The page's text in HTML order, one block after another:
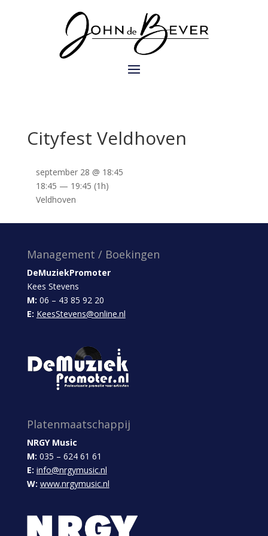
Cityfest Veldhoven
september 28 @ 18:45
18:45 — 19:45 (1h)
Veldhoven
Management / Boekingen
DeMuziekPromoter
Kees Stevens
M: 06 – 43 85 92 20
E: KeesStevens@online.nl
Platenmaatschappij
NRGY Music
M: 035 – 624 61 61
E: info@nrgymusic.nl
W: www.nrgymusic.nl